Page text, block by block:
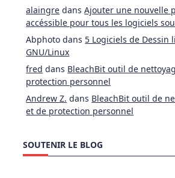
alaingre dansAjouter une nouvelle
accéssible pour tous les logiciels
Abphoto dans 5 Logiciels de Dessin
GNU/Linux
fred dans BleachBit outil de
protection personnel
Andrew Z. dans BleachBit outil de
et de protection personnel
SOUTENIR LE BLOG